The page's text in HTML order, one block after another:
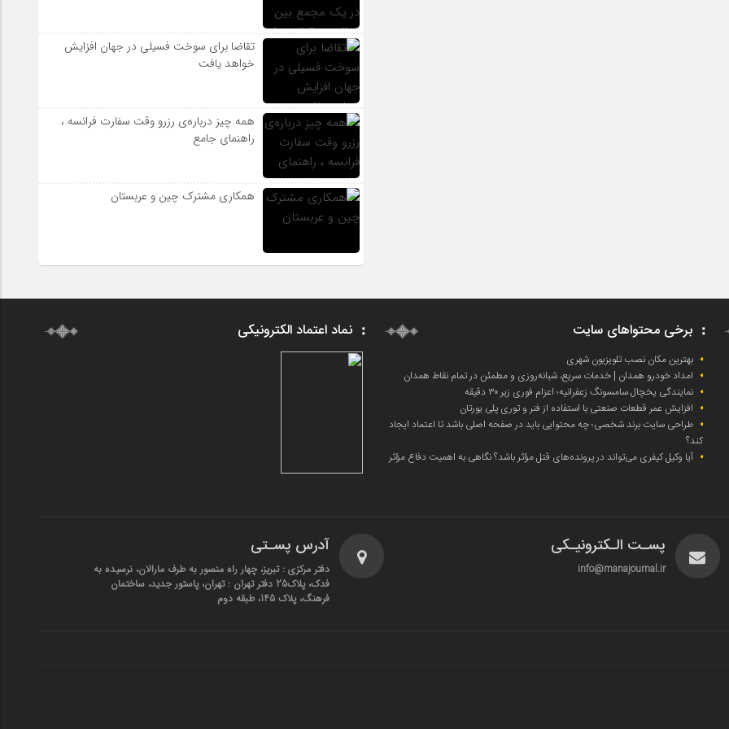
تقاضا برای سوخت فسیلی در جهان افزایش
خواهد یافت
همه چیز درباره‌ی رزرو وقت سفارت فرانسه ،
راهنمای جامع
همکاری مشترک چین و عربستان
برخی محتواهای سایت
بهترین مکان نصب تلویزیون شهری
امداد خودرو همدان | خدمات سریع، شبانه‌روزی و مطمئن در تمام نقاط همدان
نمایندگی یخچال سامسونگ زعفرانیه؛ اعزام فوری زیر ۳۰ دقیقه
افزایش عمر قطعات صنعتی با استفاده از فنر و توری پلی یورتان
طراحی سایت برند شخصی؛ چه محتوایی باید در صفحه اصلی باشد تا اعتماد ایجاد
کند؟
آیا وکیل کیفری می‌تواند در پرونده‌های قتل مؤثر باشد؟ نگاهی به اهمیت دفاع مؤثر
نماد اعتماد الکترونیکی
پسـت الـکترونیـکی
info@manajournal.ir
آدرس پسـتی
دفتر مرکزی : تبریز، چهار راه منصور به طرف مارالان، نرسیده به
فدک، پلاک25 دفتر تهران : تهران، پاستور جدید، ساختمان
فرهنگ، پلاک 145، طبقه دوم